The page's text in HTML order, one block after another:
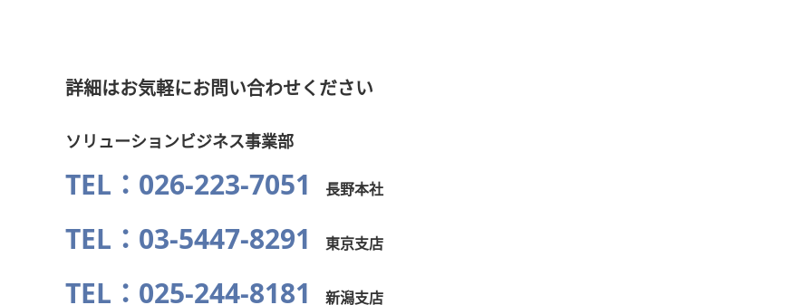
詳細はお気軽にお問い合わせください
ソリューションビジネス事業部
TEL：026-223-7051 長野本社
TEL：03-5447-8291 東京支店
TEL：025-244-8181 新潟支店